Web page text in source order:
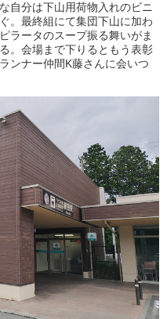
自分は下山用荷物入れのビニ
。最終組にて集団下山に加わ
ラータのスープ振る舞いがま
。会場まで下りるともう表彰
ンナー仲間K藤さんに会いつ